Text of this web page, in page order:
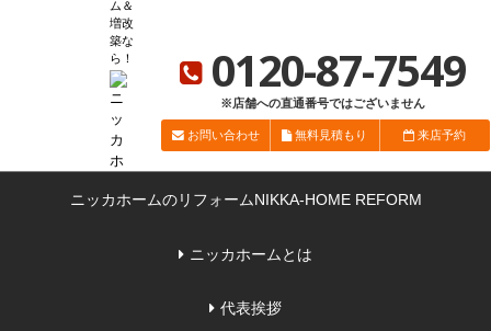
ニッカホーム総合サイト
ム＆
増改
築な
ら
0120-87-7549
※店舗への直通番号ではございません
お問い合わせ 無料見積もり 来店予約
ニッカホームのリフォームNIKKA-HOME REFORM
ニッカホームとは
代表挨拶